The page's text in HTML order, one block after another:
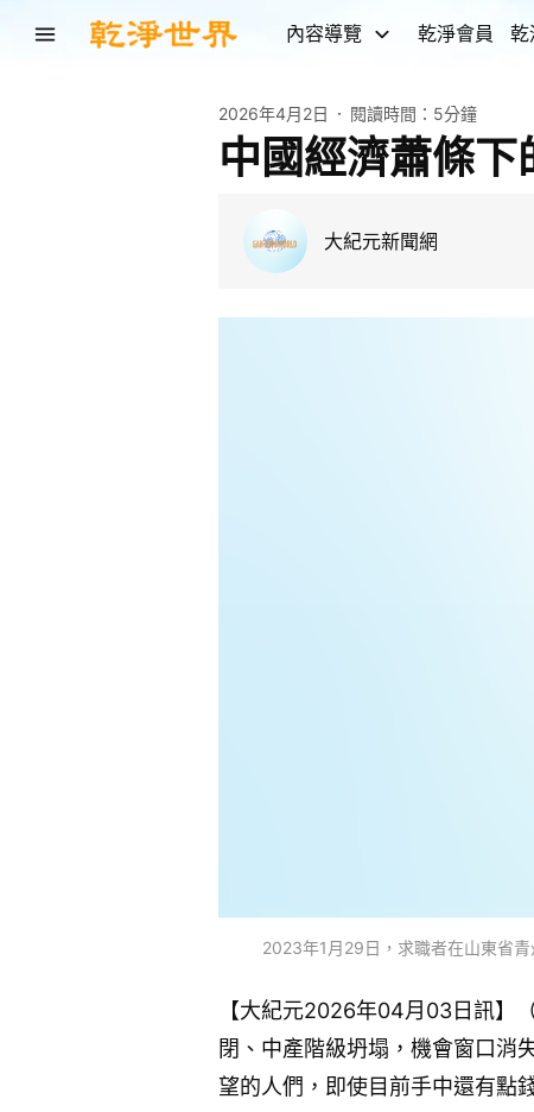
內容導覽 乾淨會員 乾
2026年4月2日 閱讀時間： 5分鐘
中國經濟蕭條
大紀元新聞網
2023年1月29日，求職者在山東省
【大紀元2026年04月03日訊】
閉、中產階級坍塌，機會窗口消
望的人們，即使目前手中還有點